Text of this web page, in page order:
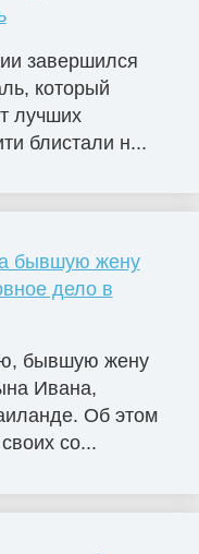
завершился
который
лучших
блистали н...
бывшую жену
дело в
бывшую жену
Ивана,
Об этом
со...